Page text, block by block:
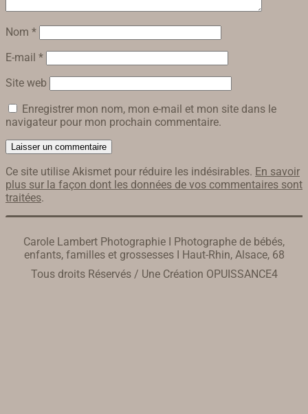
Nom *
E-mail *
Site web
Enregistrer mon nom, mon e-mail et mon site dans le
navigateur pour mon prochain commentaire.
Ce site utilise Akismet pour réduire les indésirables. En savoir
plus sur la façon dont les données de vos commentaires sont
traitées.
Carole Lambert Photographie I Photographe de bébés,
enfants, familles et grossesses I Haut-Rhin, Alsace, 68
Tous droits Réservés / Une Création OPUISSANCE4